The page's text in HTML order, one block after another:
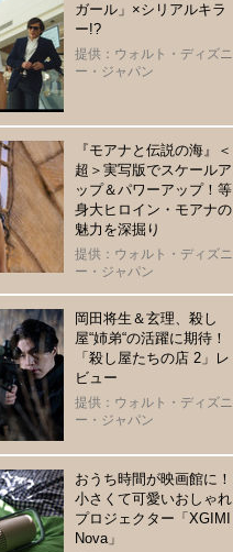
ガール」×シリアルキラ
ー!?
提供：ウォルト・ディズニ
ー・ジャパン
『モアナと伝説の海』＜
超＞実写版でスケールア
ップ＆パワーアップ！等
身大ヒロイン・モアナの
魅力を深掘り
提供：ウォルト・ディズニ
ー・ジャパン
岡田将生＆玄理、殺し
屋“姉弟“の活躍に期待！
「殺し屋たちの店 2」レ
ビュー
提供：ウォルト・ディズニ
ー・ジャパン
おうち時間が映画館に！
小さくて可愛いおしゃれ
プロジェクター「XGIMI
Nova」